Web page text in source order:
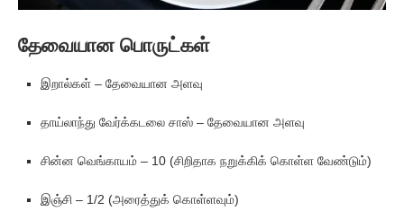
தேவையான பொருட்கள்
இறால்கள் – தேவையான அளவு
தாய்லாந்து வேர்க்கடலை சாஸ் – தேவையான அளவு
சின்ன வெங்காயம் – 10 (சிறிதாக நறுக்கிக் கொள்ள வேண்டும்)
இஞ்சி – 1/2 (அரைத்துக் கொள்ளவும்)